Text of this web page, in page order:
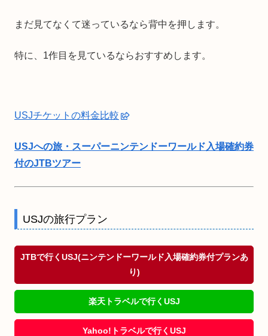
まだ見てなくて迷っているなら背中を押します。
特に、1作目を見ているならおすすめします。
USJチケットの料金比較
USJへの旅・スーパーニンテンドーワールド入場確約券
付のJTBツアー
USJの旅行プラン
JTBで行くUSJ(ニンテンドーワールド入場確約券付プランあ
り)
楽天トラベルで行くUSJ
Yahoo!トラベルで行くUSJ